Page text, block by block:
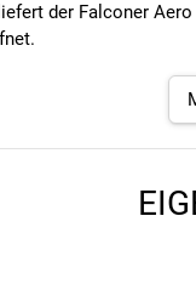
der Falconer
oder
of-the-Line
und eine breitere
schnell wie möglich
Leistung und